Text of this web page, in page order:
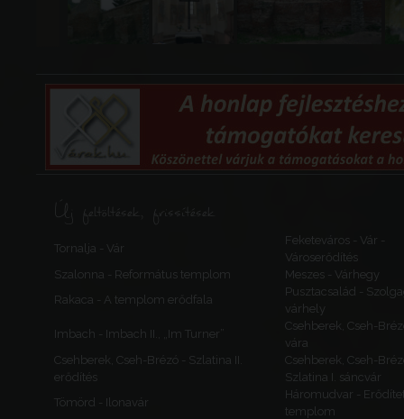
Új feltöltések, frissítések
Tornalja - Vár
Feketeváros - Vár -
Városerődítés
Szalonna - Református templom
Meszes - Várhegy
Rakaca - A templom erődfala
Pusztacsalád -
várhely
Imbach - Imbach II., „Im Turner”
Csehberek, Cseh-
vára
Csehberek, Cseh-Brézó - Szlatina II.
erődítés
Csehberek, Cseh-
Szlatina I. sáncvár
Tömörd - Ilonavár
Háromudvar -
templom